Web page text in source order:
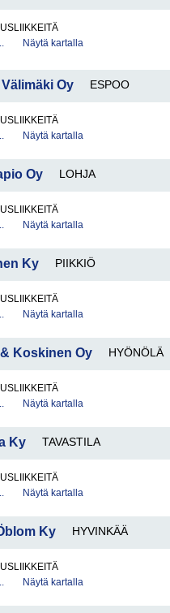
Näytä kartalla
Oy ESPOO
Näytä kartalla
Oy LOHJA
Näytä kartalla
Ky PIIKKIÖ
Näytä kartalla
Koskinen Oy HYÖNÖLÄ
Näytä kartalla
Ky TAVASTILA
Näytä kartalla
Ky HYVINKÄÄ
Näytä kartalla